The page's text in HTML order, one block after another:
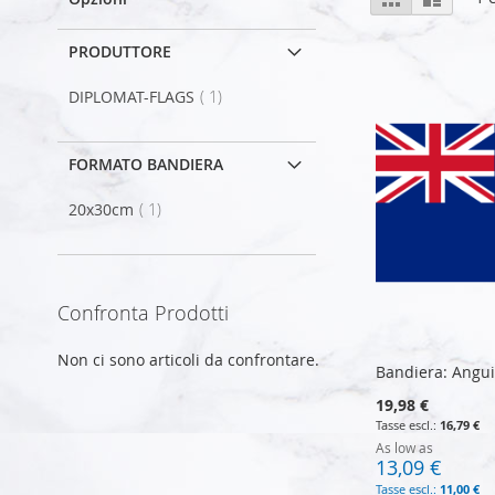
come
Bandiera:
19,98 €
16,79 €
As low as
13,09 €
11,00 €
PRODUTTORE
DIPLOMAT-FLAGS 1elemento
FORMATO BANDIERA
20x30cm 1elemento
Confronta Prodotti
Non ci sono articoli da confrontare.